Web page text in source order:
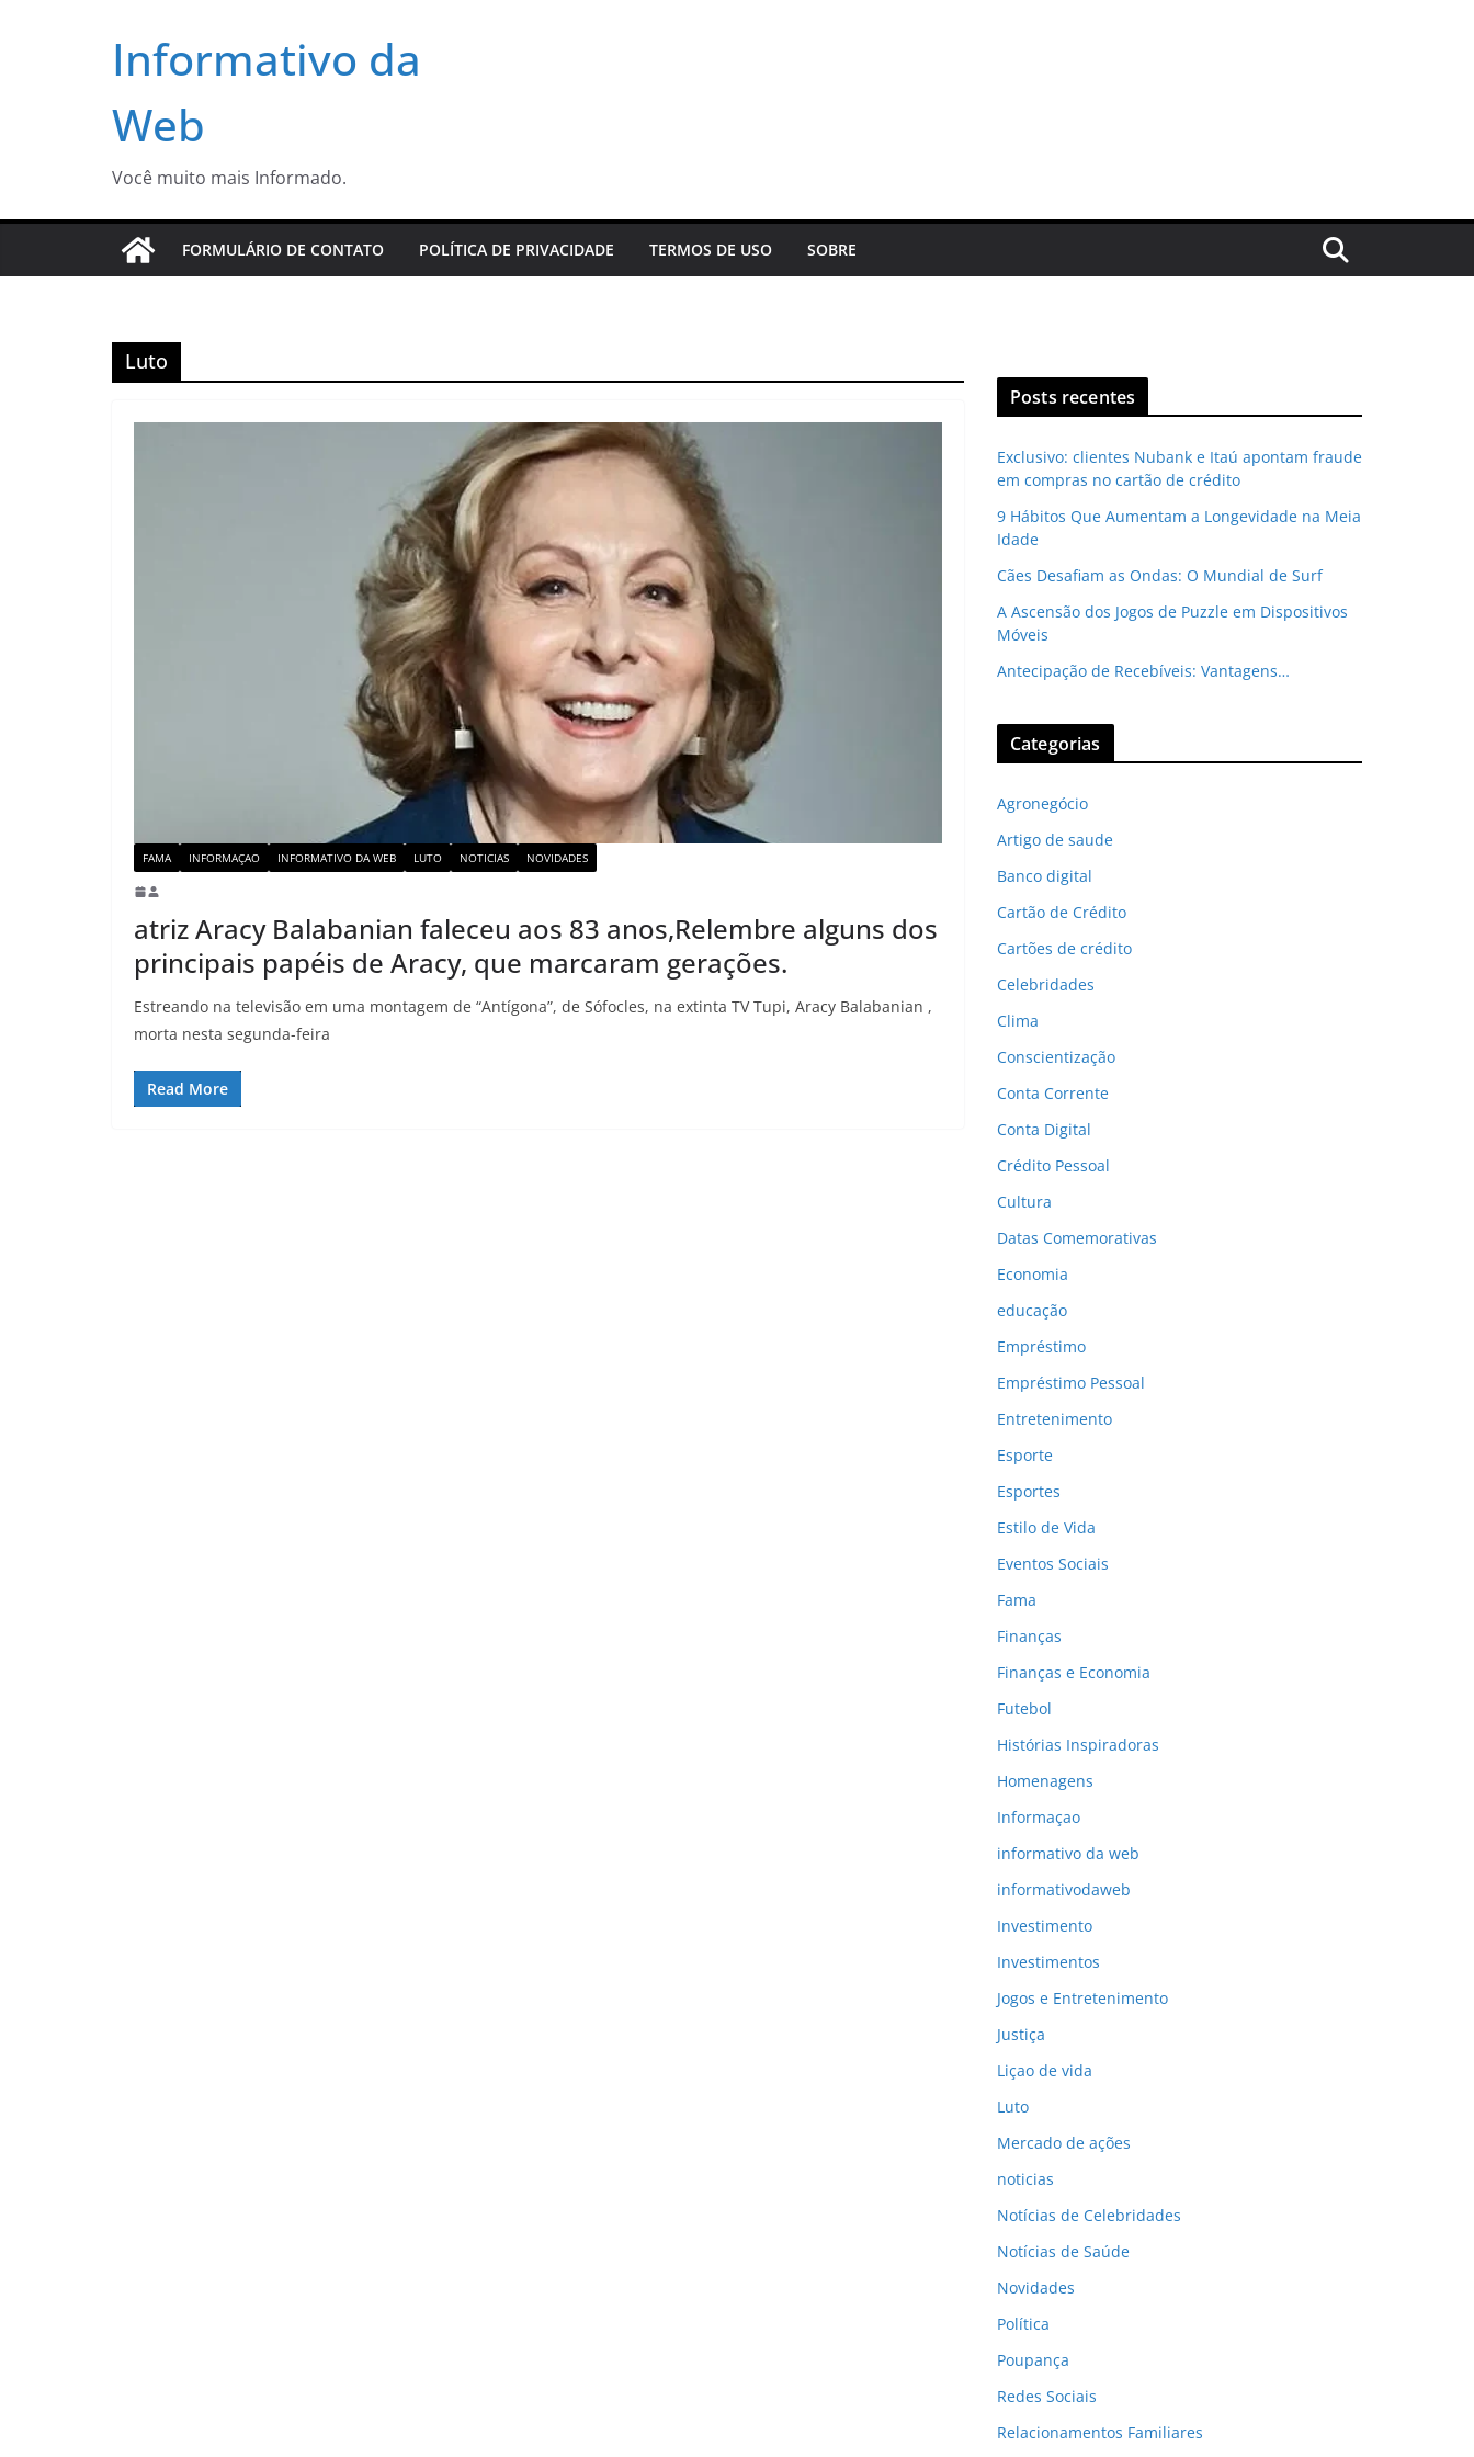
Informativo da
Web
Você muito mais Informado.
FORMULÁRIO DE CONTATO POLÍTICA DE PRIVACIDADE TERMOS DE USO SOBRE
Luto
FAMA INFORMAÇAO INFORMATIVO DA WEB LUTO NOTICIAS NOVIDADES
atriz Aracy Balabanian faleceu aos 83 anos,Relembre alguns dos
principais papéis de Aracy, que marcaram gerações.
Estreando na televisão em uma montagem de “Antígona”, de Sófocles, na extinta TV Tupi, Aracy Balabanian ,
morta nesta segunda-feira
Read More
Posts recentes
Exclusivo: clientes Nubank e Itaú apontam fraude
em compras no cartão de crédito
9 Hábitos Que Aumentam a Longevidade na Meia
Idade
Cães Desafiam as Ondas: O Mundial de Surf
A Ascensão dos Jogos de Puzzle em Dispositivos
Móveis
Antecipação de Recebíveis: Vantagens…
Categorias
Agronegócio
Artigo de saude
Banco digital
Cartão de Crédito
Cartões de crédito
Celebridades
Clima
Conscientização
Conta Corrente
Conta Digital
Crédito Pessoal
Cultura
Datas Comemorativas
Economia
educação
Empréstimo
Empréstimo Pessoal
Entretenimento
Esporte
Esportes
Estilo de Vida
Eventos Sociais
Fama
Finanças
Finanças e Economia
Futebol
Histórias Inspiradoras
Homenagens
Informaçao
informativo da web
informativodaweb
Investimento
Investimentos
Jogos e Entretenimento
Justiça
Liçao de vida
Luto
Mercado de ações
noticias
Notícias de Celebridades
Notícias de Saúde
Novidades
Política
Poupança
Redes Sociais
Relacionamentos Familiares